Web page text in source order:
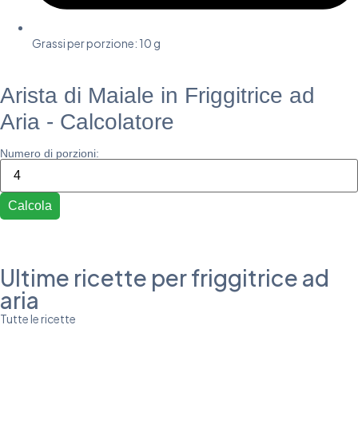
Grassi per porzione: 10 g
Arista di Maiale in Friggitrice ad
Aria - Calcolatore
Numero di porzioni:
Calcola
Ultime ricette per friggitrice ad
aria
Tutte le ricette